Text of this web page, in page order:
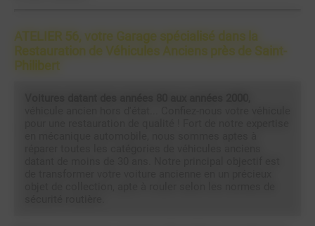
ATELIER 56, votre Garage spécialisé dans la
Restauration de Véhicules Anciens près de Saint-
Philibert